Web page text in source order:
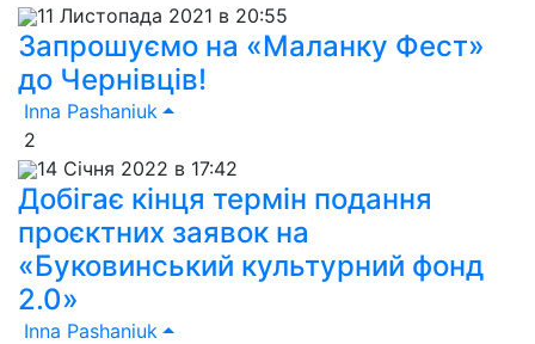
11 Листопада 2021 в 20:55
Запрошуємо на «Маланку Фест»
до Чернівців!
Inna Pashaniuk
2
14 Січня 2022 в 17:42
Добігає кінця термін подання
проєктних заявок на
«Буковинський культурний фонд
2.0»
Inna Pashaniuk